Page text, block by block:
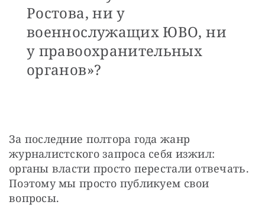
Ростова, ни у
военнослужащих ЮВО, ни
у правоохранительных
органов»?
За последние полтора года жанр
журналистского запроса себя изжил:
органы власти просто перестали отвечать.
Поэтому мы просто публикуем свои
вопросы.